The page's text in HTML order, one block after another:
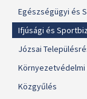
Egészségügyi és
Ifjúsági és
Józsai
Közgyűlés